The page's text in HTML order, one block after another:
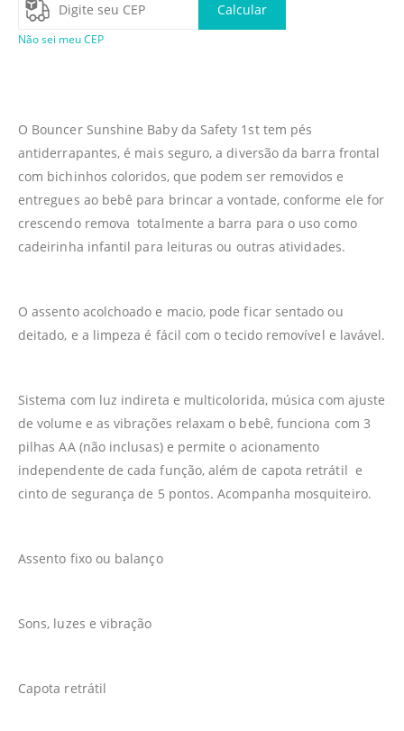
Calcular
Não sei meu CEP
O Bouncer Sunshine Baby da Safety 1st tem pés
antiderrapantes, é mais seguro, a diversão da barra frontal
com bichinhos coloridos, que podem ser removidos e
entregues ao bebê para brincar a vontade, conforme ele for
crescendo remova totalmente a barra para o uso como
cadeirinha infantil para leituras ou outras atividades.
O assento acolchoado e macio, pode ficar sentado ou
deitado, e a limpeza é fácil com o tecido removível e lavável.
Sistema com luz indireta e multicolorida, música com ajuste
de volume e as vibrações relaxam o bebê, funciona com 3
pilhas AA (não inclusas) e permite o acionamento
independente de cada função, além de capota retrátil e
cinto de segurança de 5 pontos. Acompanha mosquiteiro.
Assento fixo ou balanço
Sons, luzes e vibração
Capota retrátil